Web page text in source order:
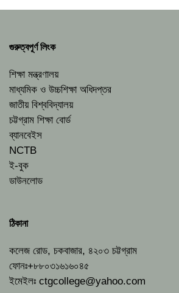
গুরুত্বপূর্ণ লিংক
শিক্ষা মন্ত্রণালয়
মাধ্যমিক ও উচ্চশিক্ষা অধিদপ্তর
জাতীয় বিশ্ববিদ্যালয়
চট্টগ্রাম শিক্ষা বোর্ড
ব্যানবেইস
NCTB
ই-বুক
ডাউনলোড
ঠিকানা
কলেজ রোড, চকবাজার, ৪২০৩ চট্টগ্রাম
ফোনঃ+৮৮০৩১৬১৬০৪৫
ইমেইলঃ ctgcollege@yahoo.com